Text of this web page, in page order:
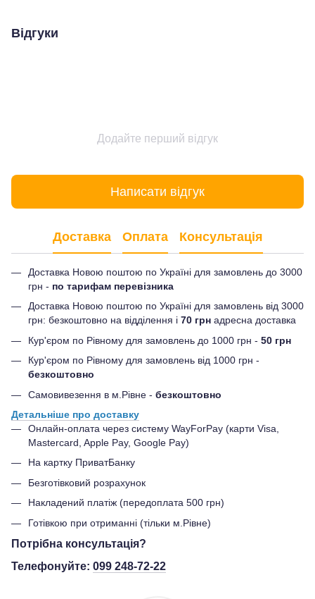
Відгуки
Додайте перший відгук
Написати відгук
Доставка Оплата Консультація
Доставка Новою поштою по Україні для замовлень до 3000
грн - по тарифам перевізника
Доставка Новою поштою по Україні для замовлень від 3000
грн: безкоштовно на відділення і 70 грн адресна доставка
Кур'єром по Рівному для замовлень до 1000 грн - 50 грн
Кур'єром по Рівному для замовлень від 1000 грн -
безкоштовно
Самовивезення в м.Рівне - безкоштовно
Детальніше про доставку
Онлайн-оплата через систему WayForPay (карти Visa,
Mastercard, Apple Pay, Google Pay)
На картку ПриватБанку
Безготівковий розрахунок
Накладений платіж (передоплата 500 грн)
Готівкою при отриманні (тільки м.Рівне)
Потрібна консультація?
Телефонуйте: 099 248-72-22